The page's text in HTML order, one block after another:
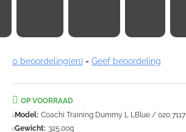
0 beoordeling(en) - Geef beoordeling
OP VOORRAAD
Model: Coachi Training Dummy L LBlue / 020 7117
Gewicht: 325.00g